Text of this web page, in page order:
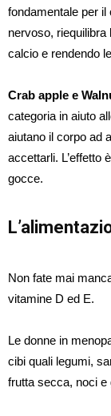
fondamentale per
nervoso, riequilibra
calcio e rendendo
Crab apple e
categoria in aiuto
aiutano il corpo ad
accettarli. L’effetto
gocce.
Non fate mai
vitamine D ed E.
Le donne in
cibi quali legumi,
frutta secca, noci e